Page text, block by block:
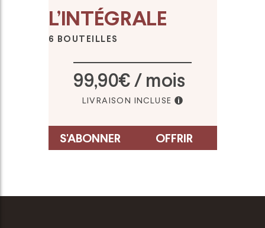
L’INTÉGRALE
6 BOUTEILLES
99,90€ / mois
LIVRAISON INCLUSE
S'ABONNER OFFRIR